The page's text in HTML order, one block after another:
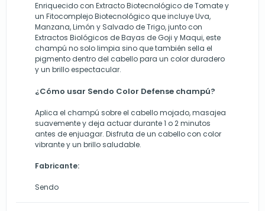
Enriquecido con Extracto Biotecnológico de Tomate y
un Fitocomplejo Biotecnológico que incluye Uva,
Manzana, Limón y Salvado de Trigo, junto con
Extractos Biológicos de Bayas de Goji y Maqui, este
champú no solo limpia sino que también sella el
pigmento dentro del cabello para un color duradero
y un brillo espectacular.
¿Cómo usar Sendo Color Defense champú?
Aplica el champú sobre el cabello mojado, masajea
suavemente y deja actuar durante 1 o 2 minutos
antes de enjuagar. Disfruta de un cabello con color
vibrante y un brillo saludable.
Fabricante:
Sendo